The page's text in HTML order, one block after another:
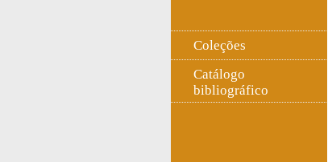
Coleções
Catálogo
bibliográfico